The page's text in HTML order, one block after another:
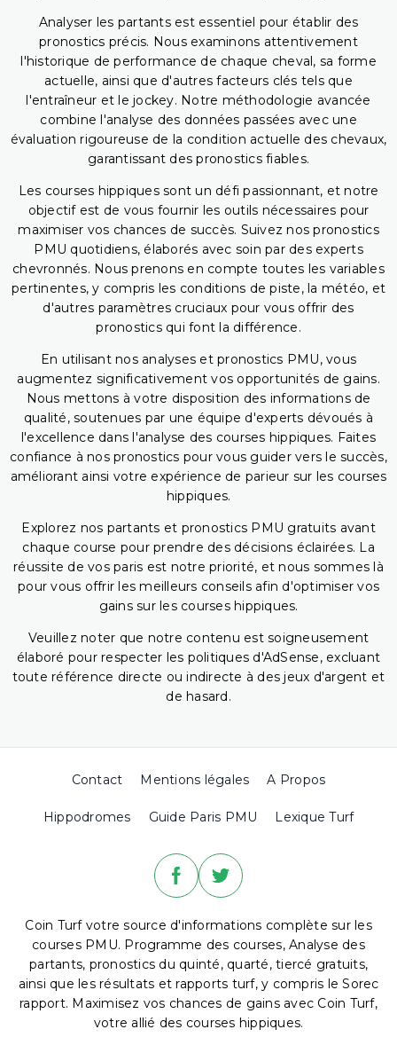
Analyser les partants est essentiel pour établir des
pronostics précis. Nous examinons attentivement
l'historique de performance de chaque cheval, sa forme
actuelle, ainsi que d'autres facteurs clés tels que
l'entraîneur et le jockey. Notre méthodologie avancée
combine l'analyse des données passées avec une
évaluation rigoureuse de la condition actuelle des chevaux,
garantissant des pronostics fiables.
Les courses hippiques sont un défi passionnant, et notre
objectif est de vous fournir les outils nécessaires pour
maximiser vos chances de succès. Suivez nos pronostics
PMU quotidiens, élaborés avec soin par des experts
chevronnés. Nous prenons en compte toutes les variables
pertinentes, y compris les conditions de piste, la météo, et
d'autres paramètres cruciaux pour vous offrir des
pronostics qui font la différence.
En utilisant nos analyses et pronostics PMU, vous
augmentez significativement vos opportunités de gains.
Nous mettons à votre disposition des informations de
qualité, soutenues par une équipe d'experts dévoués à
l'excellence dans l'analyse des courses hippiques. Faites
confiance à nos pronostics pour vous guider vers le succès,
améliorant ainsi votre expérience de parieur sur les courses
hippiques.
Explorez nos partants et pronostics PMU gratuits avant
chaque course pour prendre des décisions éclairées. La
réussite de vos paris est notre priorité, et nous sommes là
pour vous offrir les meilleurs conseils afin d'optimiser vos
gains sur les courses hippiques.
Veuillez noter que notre contenu est soigneusement
élaboré pour respecter les politiques d'AdSense, excluant
toute référence directe ou indirecte à des jeux d'argent et
de hasard.
Contact Mentions légales A Propos
Hippodromes Guide Paris PMU Lexique Turf
Coin Turf votre source d'informations complète sur les
courses PMU. Programme des courses, Analyse des
partants, pronostics du quinté, quarté, tiercé gratuits,
ainsi que les résultats et rapports turf, y compris le Sorec
rapport. Maximisez vos chances de gains avec Coin Turf,
votre allié des courses hippiques.